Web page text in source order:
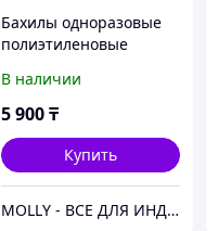
Бахилы одноразовые
полиэтиленовые
г, 1000 шт./упак.
В наличии
5 900₸
Купить
MOLLY - ВСЕ ДЛЯ ИНДУСТРИИ КРАСОТЫ